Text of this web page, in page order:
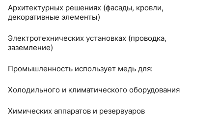
Архитектурных решениях (фасады, кровли,
декоративные элементы)
Электротехнических установках (проводка,
заземление)
Промышленность использует медь для:
Холодильного и климатического оборудования
Химических аппаратов и резервуаров